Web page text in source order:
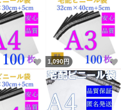
より、多少色味が異なる場合
る場合がございます。
ニール素材のため尖った物や
いいね！
1,090円